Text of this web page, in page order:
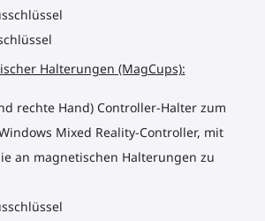
Halterungen (MagCups):
rechte Hand) Controller-Halter zum
Mixed Reality-Controller, mit
an magnetischen Halterungen zu